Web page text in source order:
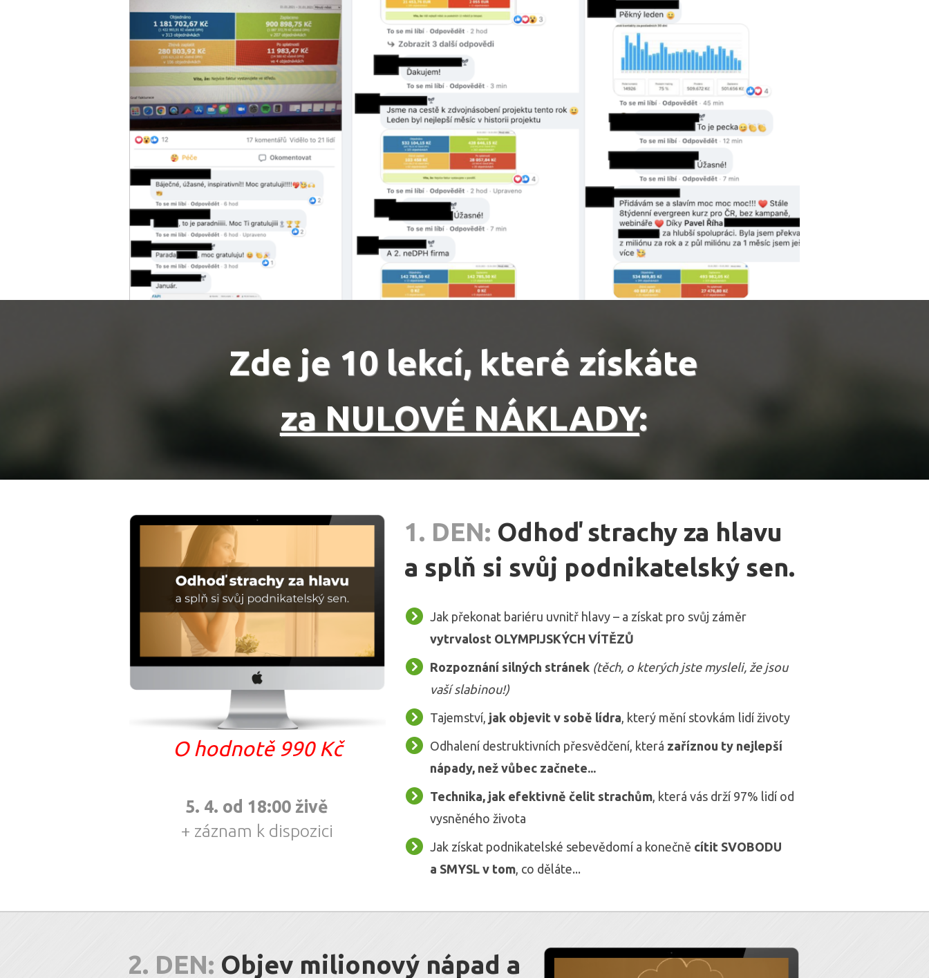
Zde je 10 lekcí, které získáte
za NULOVÉ NÁKLADY:
O hodnotě 990 Kč
5. 4. od 18:00 živě
+ záznam k dispozici
1. DEN: Odhoď strachy za hlavu
a splň si svůj podnikatelský sen.
Jak překonat bariéru uvnitř hlavy – a získat pro svůj záměr
vytrvalost OLYMPIJSKÝCH VÍTĚZŮ
Rozpoznání silných stránek (těch, o kterých jste mysleli, že jsou
vaší slabinou!)
Tajemství, jak objevit v sobě lídra , který mění stovkám lidí životy
Odhalení destruktivních přesvědčení, která zaříznou ty nejlepší
nápady, než vůbec začnete...
Technika, jak efektivně čelit strachům, která vás drží 97% lidí od
vysněného života
Jak získat podnikatelské sebevědomí a konečně cítit SVOBODU
a SMYSL v tom, co děláte...
2. DEN: Objev milionový nápad a